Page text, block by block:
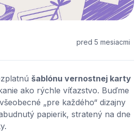
pred 5 mesiacmi
šablónu vernostnej karty
ako rýchle víťazstvo. Buďme
„pre každého“ dizajny
papierik, stratený na dne